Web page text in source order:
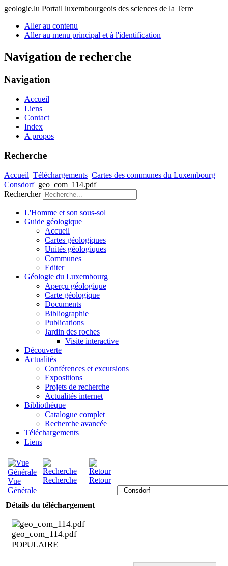
geologie.lu Portail luxembourgeois des sciences de la Terre
Aller au contenu
Aller au menu principal et à l'identification
Navigation de recherche
Navigation
Accueil
Liens
Contact
Index
A propos
Recherche
Accueil Téléchargements Cartes des communes du Luxembourg
Consdorf geo_com_114.pdf
Rechercher
L'Homme et son sous-sol
Guide géologique
Accueil
Cartes géologiques
Unités géologiques
Communes
Editer
Géologie du Luxembourg
Aperçu géologique
Carte géologique
Documents
Bibliographie
Publications
Jardin des roches
Visite interactive
Découverte
Actualités
Conférences et excursions
Expositions
Projets de recherche
Actualités internet
Bibliothèque
Catalogue complet
Recherche avancée
Téléchargements
Liens
Vue
Générale
Recherche Retour
Détails du téléchargement
geo_com_114.pdf
POPULAIRE